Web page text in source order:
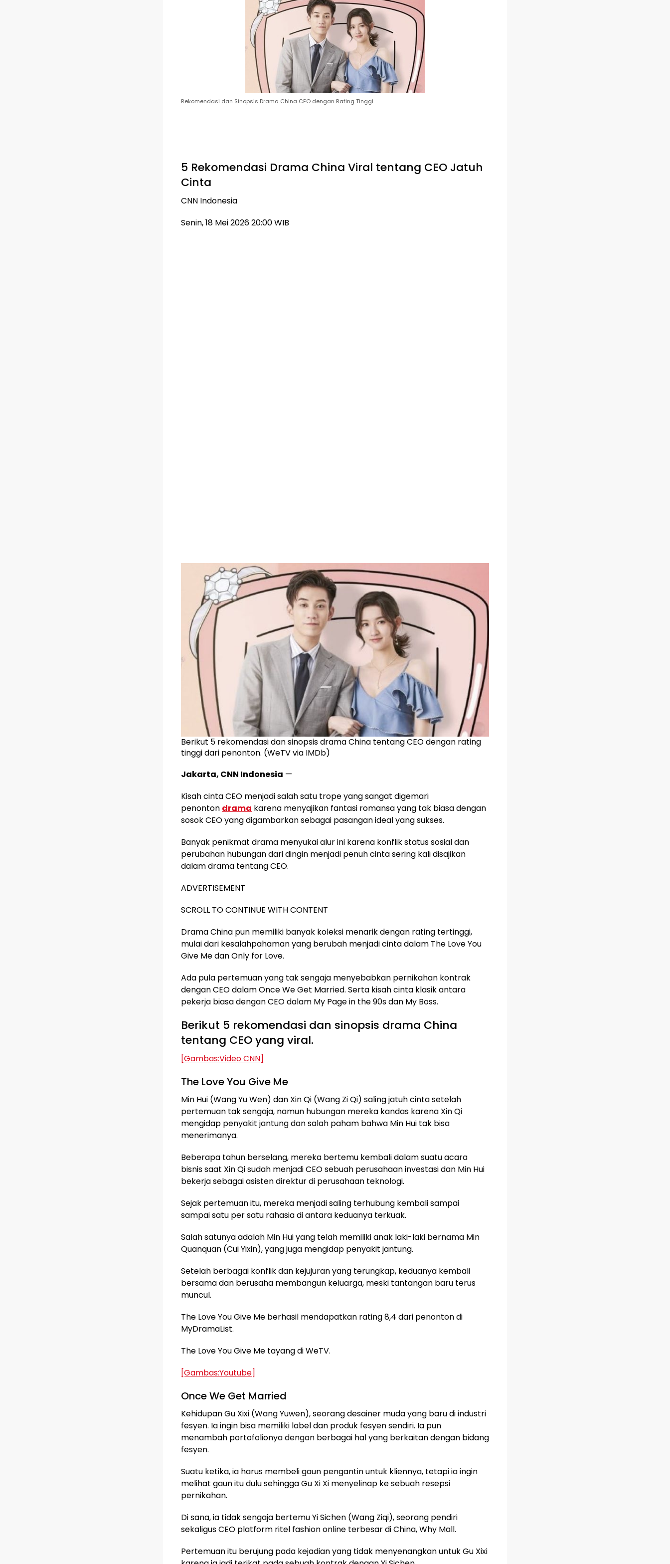
Rekomendasi dan Sinopsis Drama China CEO dengan Rating Tinggi
5 Rekomendasi Drama China Viral tentang CEO Jatuh
Cinta
CNN Indonesia
Senin, 18 Mei 2026 20:00 WIB
Berikut 5 rekomendasi dan sinopsis drama China tentang CEO dengan rating
tinggi dari penonton. (WeTV via IMDb)
Jakarta, CNN Indonesia —
Kisah cinta CEO menjadi salah satu trope yang sangat digemari
penonton drama karena menyajikan fantasi romansa yang tak biasa dengan
sosok CEO yang digambarkan sebagai pasangan ideal yang sukses.
Banyak penikmat drama menyukai alur ini karena konflik status sosial dan
perubahan hubungan dari dingin menjadi penuh cinta sering kali disajikan
dalam drama tentang CEO.
ADVERTISEMENT
SCROLL TO CONTINUE WITH CONTENT
Drama China pun memiliki banyak koleksi menarik dengan rating tertinggi,
mulai dari kesalahpahaman yang berubah menjadi cinta dalam The Love You
Give Me dan Only for Love.
Ada pula pertemuan yang tak sengaja menyebabkan pernikahan kontrak
dengan CEO dalam Once We Get Married. Serta kisah cinta klasik antara
pekerja biasa dengan CEO dalam My Page in the 90s dan My Boss.
Berikut 5 rekomendasi dan sinopsis drama China
tentang CEO yang viral.
[Gambas:Video CNN]
The Love You Give Me
Min Hui (Wang Yu Wen) dan Xin Qi (Wang Zi Qi) saling jatuh cinta setelah
pertemuan tak sengaja, namun hubungan mereka kandas karena Xin Qi
mengidap penyakit jantung dan salah paham bahwa Min Hui tak bisa
menerimanya.
Beberapa tahun berselang, mereka bertemu kembali dalam suatu acara
bisnis saat Xin Qi sudah menjadi CEO sebuah perusahaan investasi dan Min Hui
bekerja sebagai asisten direktur di perusahaan teknologi.
Sejak pertemuan itu, mereka menjadi saling terhubung kembali sampai
sampai satu per satu rahasia di antara keduanya terkuak.
Salah satunya adalah Min Hui yang telah memiliki anak laki-laki bernama Min
Quanquan (Cui Yixin), yang juga mengidap penyakit jantung.
Setelah berbagai konflik dan kejujuran yang terungkap, keduanya kembali
bersama dan berusaha membangun keluarga, meski tantangan baru terus
muncul.
The Love You Give Me berhasil mendapatkan rating 8,4 dari penonton di
MyDramaList.
The Love You Give Me tayang di WeTV.
[Gambas:Youtube]
Once We Get Married
Kehidupan Gu Xixi (Wang Yuwen), seorang desainer muda yang baru di industri
fesyen. Ia ingin bisa memiliki label dan produk fesyen sendiri. Ia pun
menambah portofolionya dengan berbagai hal yang berkaitan dengan bidang
fesyen.
Suatu ketika, ia harus membeli gaun pengantin untuk kliennya, tetapi ia ingin
melihat gaun itu dulu sehingga Gu Xi Xi menyelinap ke sebuah resepsi
pernikahan.
Di sana, ia tidak sengaja bertemu Yi Sichen (Wang Ziqi), seorang pendiri
sekaligus CEO platform ritel fashion online terbesar di China, Why Mall.
Pertemuan itu berujung pada kejadian yang tidak menyenangkan untuk Gu Xixi